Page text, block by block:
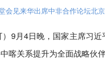
会见来华出席中非合作论坛北
9月4日晚，国家主席习
喀关系提升为全面战略伙伴